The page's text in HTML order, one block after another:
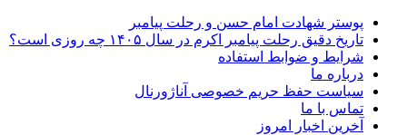
پوستر شهادت امام حسن و رحلت پیامبر
تاریخ دقیق رحلت پیامبر اکرم در سال ۱۴۰۵ چه روزی است؟
شرایط و ضوابط استفاده
درباره ما
سیاست حفظ حریم خصوصی آناژورنال
تماس با ما
آخرین اخبار امروز